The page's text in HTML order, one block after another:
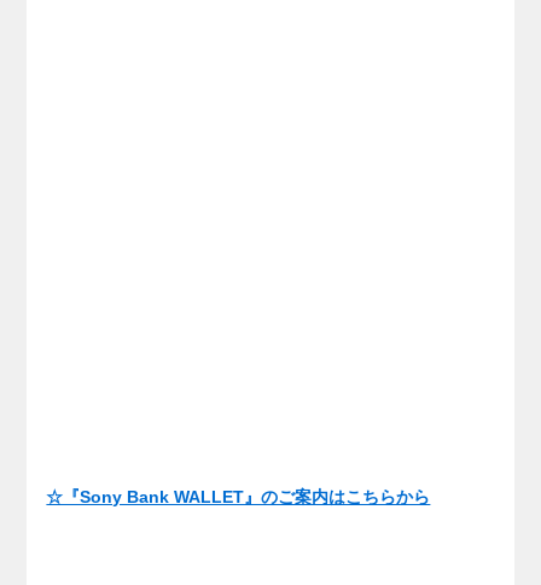
☆『Sony Bank WALLET』のご案内はこちらから